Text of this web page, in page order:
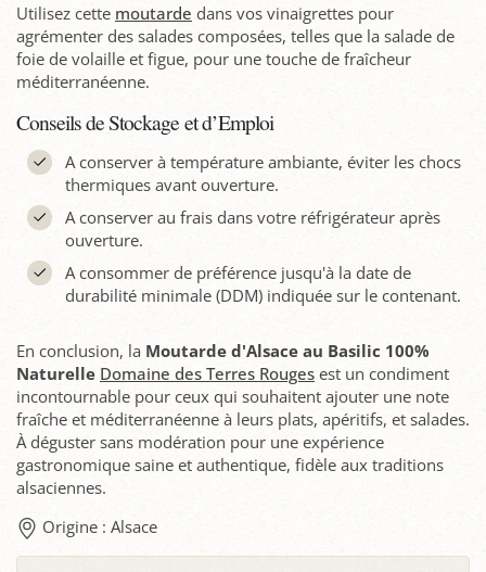
Utilisez cette moutarde dans vos vinaigrettes pour
agrémenter des salades composées, telles que la salade de
foie de volaille et figue, pour une touche de fraîcheur
méditerranéenne.
Conseils de Stockage et d’Emploi
A conserver à température ambiante, éviter les chocs
thermiques avant ouverture.
A conserver au frais dans votre réfrigérateur après
ouverture.
A consommer de préférence jusqu'à la date de
durabilité minimale (DDM) indiquée sur le contenant.
En conclusion, la Moutarde d'Alsace au Basilic 100%
Naturelle Domaine des Terres Rouges est un condiment
incontournable pour ceux qui souhaitent ajouter une note
fraîche et méditerranéenne à leurs plats, apéritifs, et salades.
À déguster sans modération pour une expérience
gastronomique saine et authentique, fidèle aux traditions
alsaciennes.
Origine : Alsace